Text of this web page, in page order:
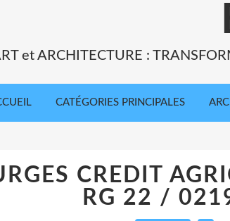
et ARCHITECTURE :
CATÉGORIES PRINCIPALES
CREDIT
RG 22 /